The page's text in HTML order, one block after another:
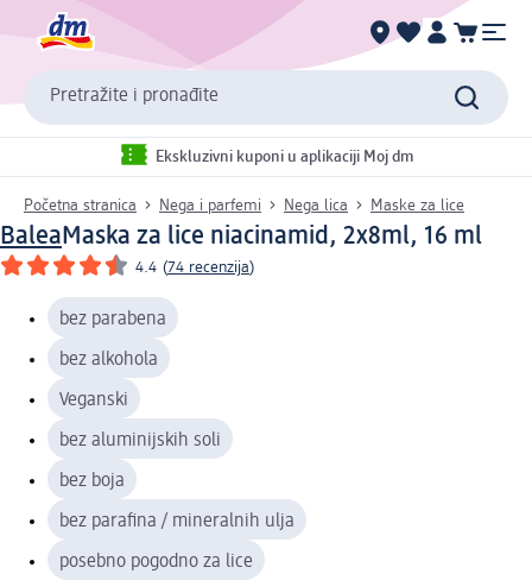
Pretražite i pronađite
Ekskluzivni kuponi u aplikaciji Moj dm
Početna stranica Nega i parfemi Nega lica Maske za lice
BaleaMaska za lice niacinamid, 2x8ml, 16 ml
4.4 (74 recenzija)
bez parabena
bez alkohola
Veganski
bez aluminijskih soli
bez boja
bez parafina / mineralnih ulja
posebno pogodno za lice